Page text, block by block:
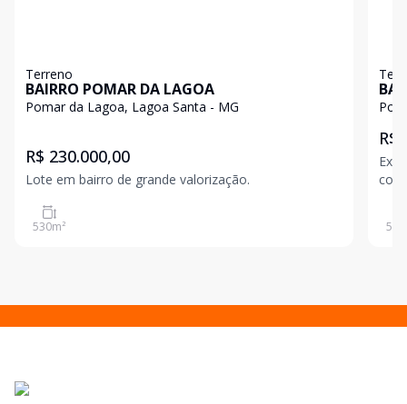
Terreno
BAIRRO POMAR DA LAGOA
Pomar da Lagoa, Lagoa Santa - MG
R$ 230.000,00
Lote em bairro de grande valorização.
530m²
R$
525